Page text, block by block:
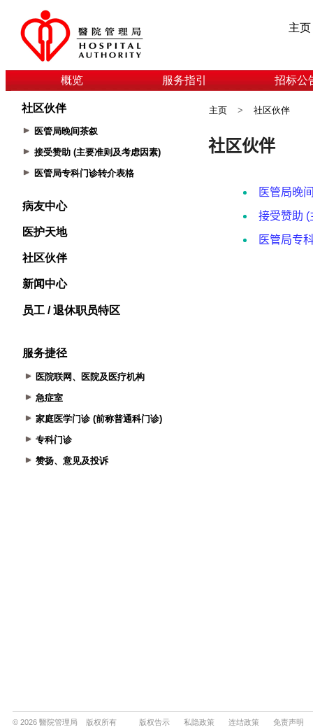
主页
概览 服务指引 招标公
社区伙伴
医管局晚间茶叙
接受赞助 (主要准则及考虑因素)
医管局专科门诊转介表格
病友中心
医护天地
社区伙伴
新闻中心
员工 / 退休职员特区
服务捷径
医院联网、医院及医疗机构
急症室
家庭医学门诊 (前称普通科门诊)
专科门诊
赞扬、意见及投诉
主页 > 社区伙伴
© 2026 醫院管理局 版权所有 版权告示 私隐政策 连结政策
免责声明